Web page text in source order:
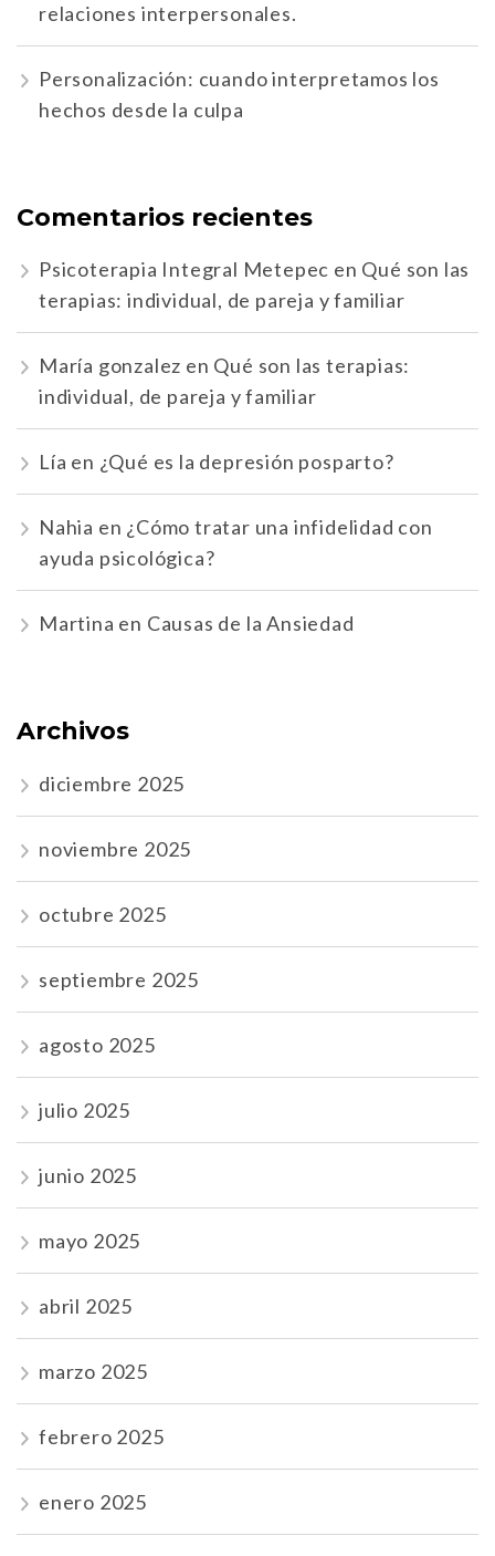
relaciones interpersonales.
Personalización: cuando interpretamos los
hechos desde la culpa
Comentarios recientes
Psicoterapia Integral Metepec en Qué son las
terapias: individual, de pareja y familiar
María gonzalez en Qué son las terapias:
individual, de pareja y familiar
Lía en ¿Qué es la depresión posparto?
Nahia en ¿Cómo tratar una infidelidad con
ayuda psicológica?
Martina en Causas de la Ansiedad
Archivos
diciembre 2025
noviembre 2025
octubre 2025
septiembre 2025
agosto 2025
julio 2025
junio 2025
mayo 2025
abril 2025
marzo 2025
febrero 2025
enero 2025